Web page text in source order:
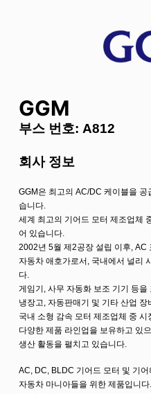
GGM
부스 번호: A812
회사 정보
GGM은 최고의 AC/DC 케이블을
습니다.
세계 최고의 기어드 모터 제조업체
어 있습니다.
2002년 5월 제2공장 설립 이후, AC
자동차 애호가로서, 국내에서 널리
다.
게임기, 사무 자동화 보조 기기 등을
냉장고, 자동판매기 및 기타 산업
국내 소형 감속 모터 제조업체 중
다양한 제품 라인업을 보유하고 있
생산 활동을 펼치고 있습니다.
AC, DC, BLDC 기어드 모터 및 기
자동차 마니아들을 위한 제품입니